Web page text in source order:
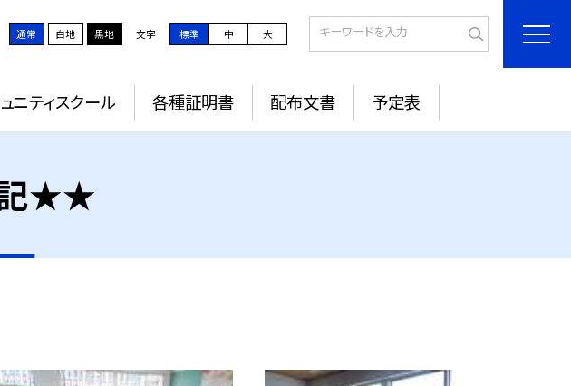
通常 白地 黒地 文字 標準 中 大
ニティスクール 各種証明書 配布文書 予定表
★★